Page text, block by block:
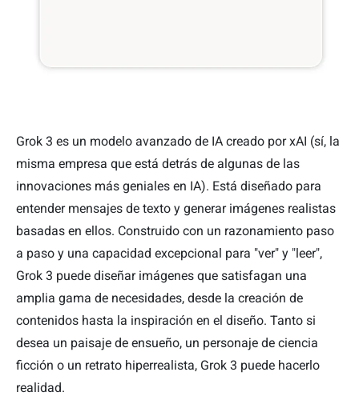
Grok 3 es un modelo avanzado de IA creado por xAI (sí, la
misma empresa que está detrás de algunas de las
innovaciones más geniales en IA). Está diseñado para
entender mensajes de texto y generar imágenes realistas
basadas en ellos. Construido con un razonamiento paso
a paso y una capacidad excepcional para "ver" y "leer",
Grok 3 puede diseñar imágenes que satisfagan una
amplia gama de necesidades, desde la creación de
contenidos hasta la inspiración en el diseño. Tanto si
desea un paisaje de ensueño, un personaje de ciencia
ficción o un retrato hiperrealista, Grok 3 puede hacerlo
realidad.